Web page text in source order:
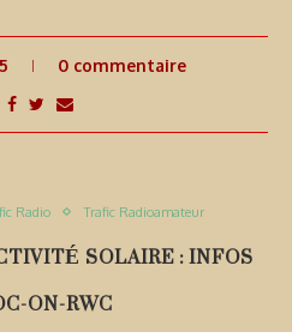
0 commentaire
Radio Trafic Radioamateur
SOLAIRE : INFOS
ON-RWC